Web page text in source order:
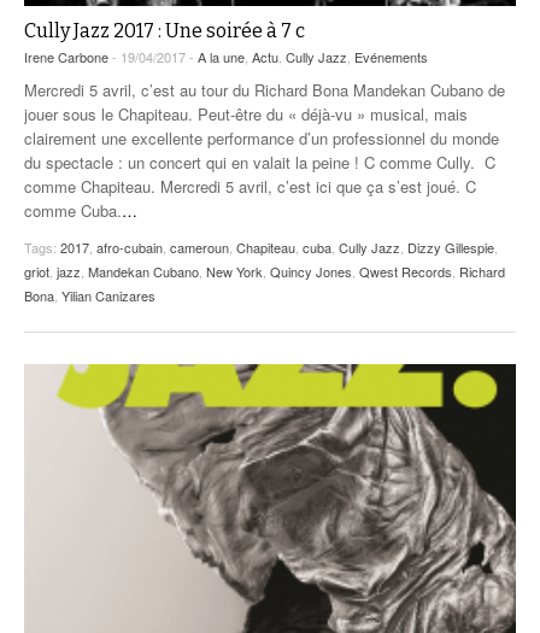
Cully Jazz 2017 : Une soirée à 7 c
Irene Carbone- 19/04/2017 - A la une Actu Cully Jazz Evénements
Mercredi 5 avril, c’est au tour du Richard Bona Mandekan Cubano de
jouer sous le Chapiteau. Peut-être du « déjà-vu » musical, mais
clairement une excellente performance d’un professionnel du monde
du spectacle : un concert qui en valait la peine ! C comme Cully. C
comme Chapiteau. Mercredi 5 avril, c’est ici que ça s’est joué. C
comme Cuba.…
Tags: 2017 afro-cubain cameroun Chapiteau cuba Cully Jazz Dizzy Gillespie
griot jazz Mandekan Cubano New York Quincy Jones Qwest Records Richard
Bona Yilian Canizares